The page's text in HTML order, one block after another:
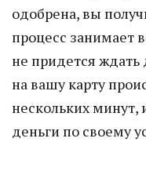
одобрена, вы
процесс занимает
не придется ждать
на вашу карту
нескольких минут,
деньги по своему